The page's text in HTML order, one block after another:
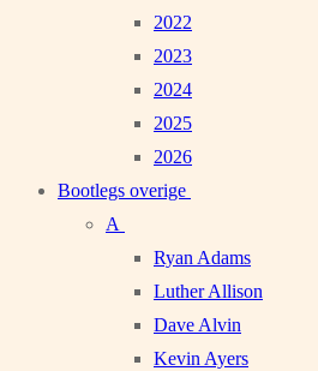
2022
2023
2024
2025
2026
Bootlegs overige
A
Ryan Adams
Luther Allison
Dave Alvin
Kevin Ayers